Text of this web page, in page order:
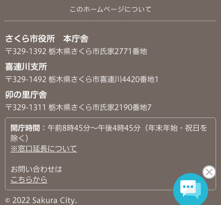
このホームページについて
さくら市役所 本庁舎
〒329-1392 栃木県さくら市氏家2771番地
喜連川支所
〒329-1492 栃木県さくら市喜連川4420番地1
卯の里庁舎
〒329-1311 栃木県さくら市氏家2190番地7
開庁時間 ：午前8時45分～午後4時45分（年末年始・祝日を
除く）
※窓口延長について
お問い合わせは
こちらから
© 2022 Sakura City.